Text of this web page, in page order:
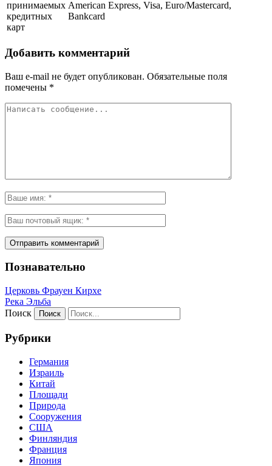
принимаемых
кредитных
карт
American Express, Visa, Euro/Mastercard,
Bankcard
Добавить комментарий
Ваш e-mail не будет опубликован. Обязательные поля
помечены *
Познавательно
Церковь Фрауен Кирхе
Река Эльба
Поиск
Рубрики
Германия
Израиль
Китай
Площади
Природа
Сооружения
США
Финляндия
Франция
Япония